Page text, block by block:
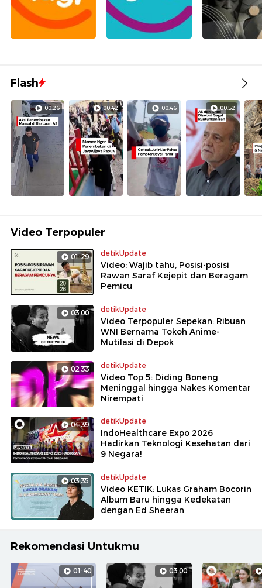
Flash
00:26 00:42 00:46 00:52
Video Terpopuler
01:29 detikUpdate
Video: Wajib tahu, Posisi-posisi
Rawan Saraf Kejepit dan Beragam
Pemicu
03:00 detikUpdate
Video Terpopuler Sepekan: Ribuan
WNI Bernama Tokoh Anime-
Mutilasi di Depok
02:33 detikUpdate
Video Top 5: Diding Boneng
Meninggal hingga Nakes Komentar
Nirempati
04:39 detikUpdate
IndoHealthcare Expo 2026
Hadirkan Teknologi Kesehatan dari
9 Negara!
03:35 detikUpdate
Video KETIK: Lukas Graham Bocorin
Album Baru hingga Kedekatan
dengan Ed Sheeran
Rekomendasi Untukmu
01:40 03:00